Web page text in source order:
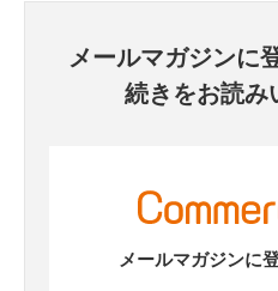
メールマガジンに
続きをお読み
メールマガジンに